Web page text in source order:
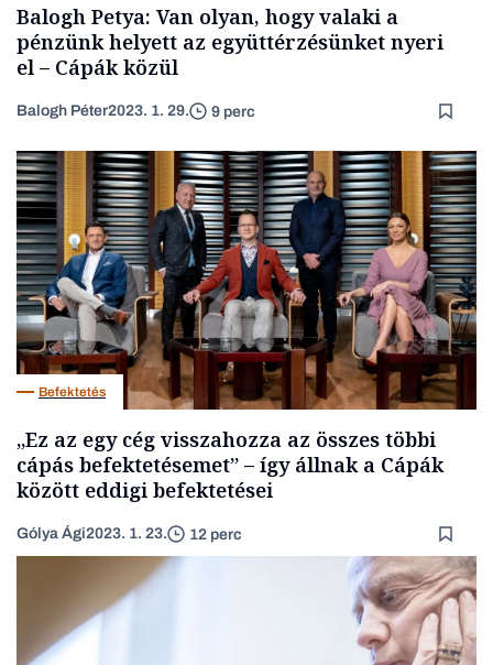
Balogh Petya: Van olyan, hogy valaki a
pénzünk helyett az együttérzésünket nyeri
el – Cápák közül
Balogh Péter2023. 1. 29. 9 perc
Befektetés
„Ez az egy cég visszahozza az összes többi
cápás befektetésemet” – így állnak a Cápák
között eddigi befektetései
Gólya Ági2023. 1. 23. 12 perc